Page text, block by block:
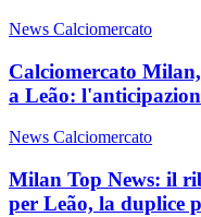
News Calciomercato
Calciomercato
a Leão:
News Calciomercato
Milan Top News: il
per Leão, la duplice